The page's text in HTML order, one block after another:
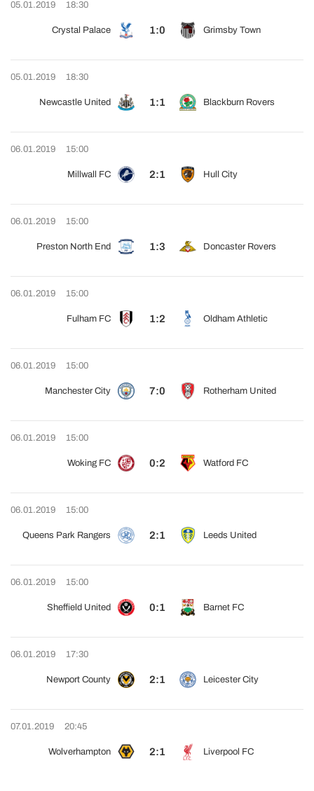
05.01.2019 18:30
Crystal Palace 1:0 Grimsby Town
05.01.2019 18:30
Newcastle United 1:1 Blackburn Rovers
06.01.2019 15:00
Millwall FC 2:1 Hull City
06.01.2019 15:00
Preston North End 1:3 Doncaster Rovers
06.01.2019 15:00
Fulham FC 1:2 Oldham Athletic
06.01.2019 15:00
Manchester City 7:0 Rotherham United
06.01.2019 15:00
Woking FC 0:2 Watford FC
06.01.2019 15:00
Queens Park Rangers 2:1 Leeds United
06.01.2019 15:00
Sheffield United 0:1 Barnet FC
06.01.2019 17:30
Newport County 2:1 Leicester City
07.01.2019 20:45
Wolverhampton 2:1 Liverpool FC